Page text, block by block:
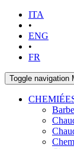
ITA
•
ENG
•
FR
Toggle navigation